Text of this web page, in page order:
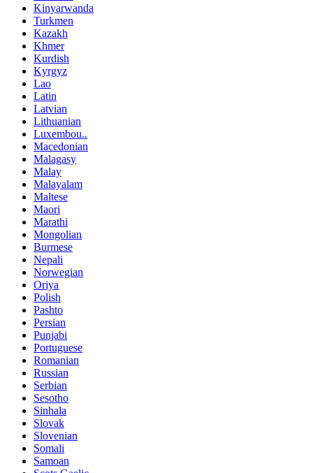
Kinyarwanda
Turkmen
Kazakh
Khmer
Kurdish
Kyrgyz
Lao
Latin
Latvian
Lithuanian
Luxembou..
Macedonian
Malagasy
Malay
Malayalam
Maltese
Maori
Marathi
Mongolian
Burmese
Nepali
Norwegian
Oriya
Polish
Pashto
Persian
Punjabi
Portuguese
Romanian
Russian
Serbian
Sesotho
Sinhala
Slovak
Slovenian
Somali
Samoan